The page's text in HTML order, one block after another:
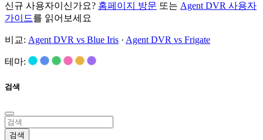
신규 사용자이신가요? 홈페이지 방문 또는 Agent DVR 사용자
가이드를 읽어보세요
비교: Agent DVR vs Blue Iris · Agent DVR vs Frigate
테마:
검색
검색